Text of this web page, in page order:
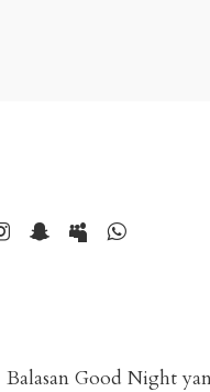
Balasan Good Night